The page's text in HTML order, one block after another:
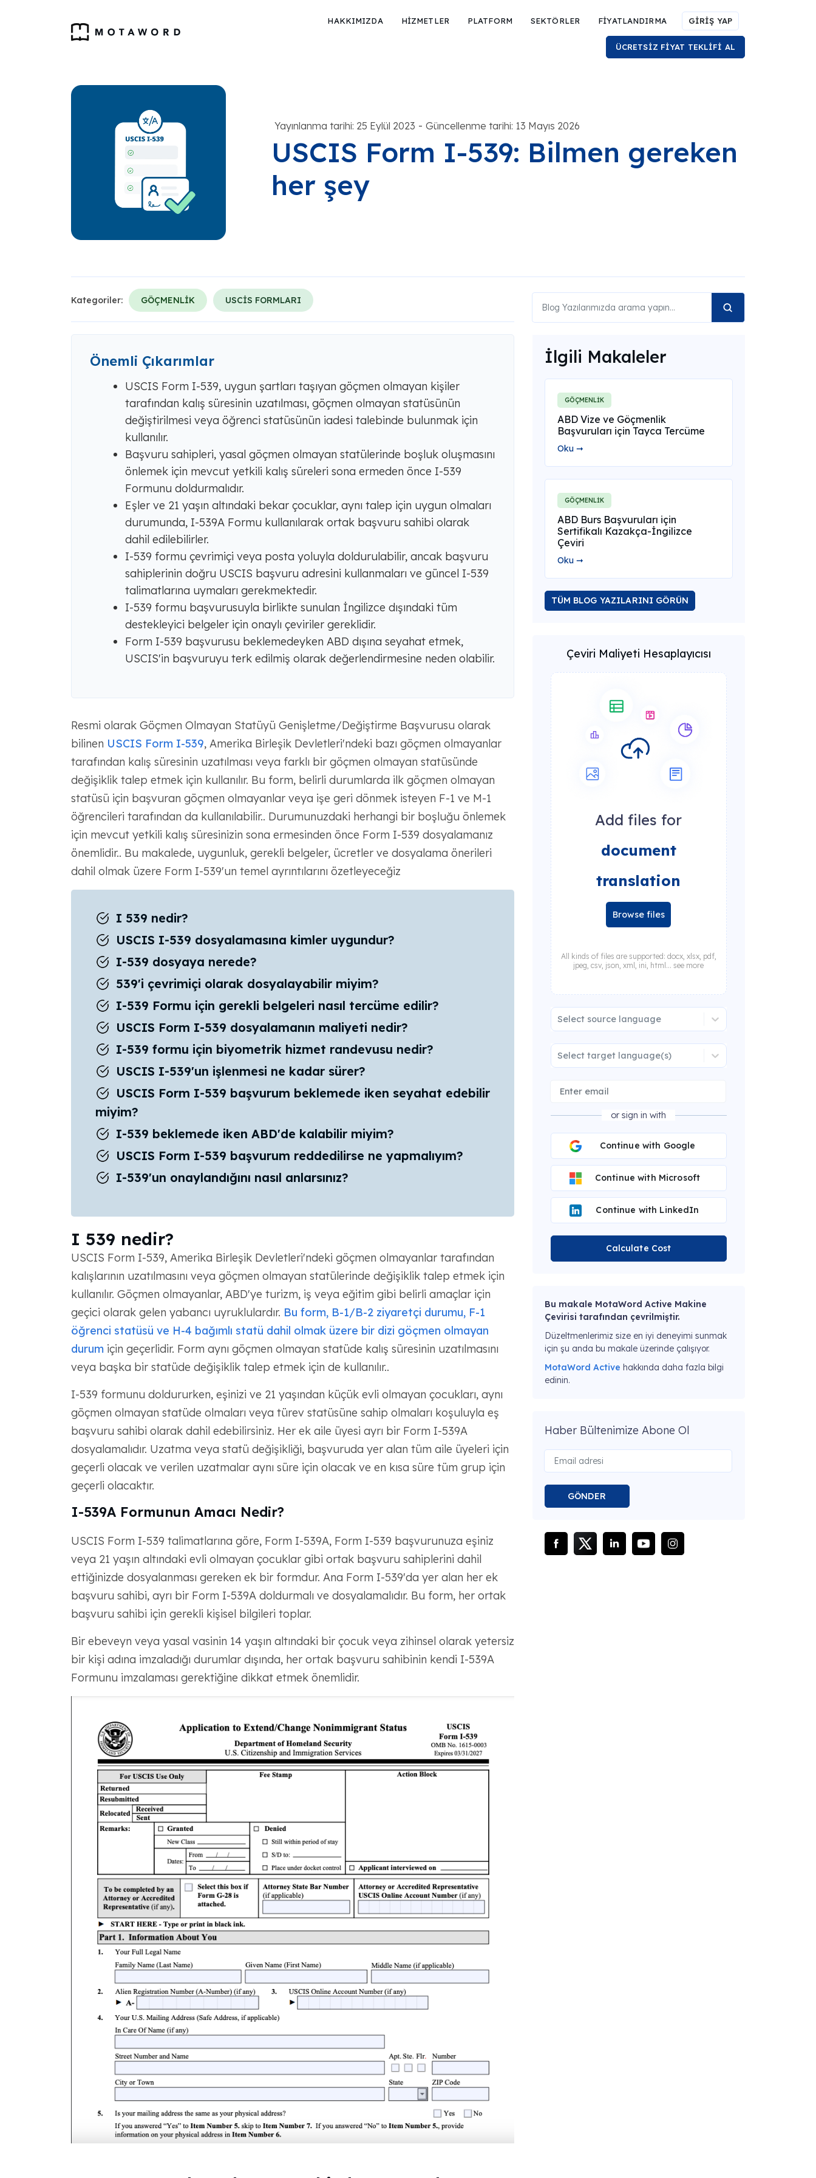
HAKKIMIZDA HİZMETLER PLATFORM SEKTÖRLER FİYATLANDIRMA GİRİŞ YAP
ÜCRETSİZ FİYAT TEKLİFİ AL
Yayınlanma tarihi: 25 Eylül 2023 - Güncellenme tarihi: 13 Mayıs 2026
USCIS Form I-539: Bilmen gereken
her şey
Kategoriler: GÖÇMENLİK USCİS FORMLARI
Önemli Çıkarımlar
USCIS Form I-539, uygun şartları taşıyan göçmen olmayan kişiler
tarafından kalış süresinin uzatılması, göçmen olmayan statüsünün
değiştirilmesi veya öğrenci statüsünün iadesi talebinde bulunmak için
kullanılır.
Başvuru sahipleri, yasal göçmen olmayan statülerinde boşluk oluşmasını
önlemek için mevcut yetkili kalış süreleri sona ermeden önce I-539
Formunu doldurmalıdır.
Eşler ve 21 yaşın altındaki bekar çocuklar, aynı talep için uygun olmaları
durumunda, I-539A Formu kullanılarak ortak başvuru sahibi olarak
dahil edilebilirler.
I-539 formu çevrimiçi veya posta yoluyla doldurulabilir, ancak başvuru
sahiplerinin doğru USCIS başvuru adresini kullanmaları ve güncel I-539
talimatlarına uymaları gerekmektedir.
I-539 formu başvurusuyla birlikte sunulan İngilizce dışındaki tüm
destekleyici belgeler için onaylı çeviriler gereklidir.
Form I-539 başvurusu beklemedeyken ABD dışına seyahat etmek,
USCIS'in başvuruyu terk edilmiş olarak değerlendirmesine neden olabilir.
Resmi olarak Göçmen Olmayan Statüyü Genişletme/Değiştirme Başvurusu olarak
bilinen USCIS Form I-539, Amerika Birleşik Devletleri'ndeki bazı göçmen olmayanlar
tarafından kalış süresinin uzatılması veya farklı bir göçmen olmayan statüsünde
değişiklik talep etmek için kullanılır. Bu form, belirli durumlarda ilk göçmen olmayan
statüsü için başvuran göçmen olmayanlar veya işe geri dönmek isteyen F-1 ve M-1
öğrencileri tarafından da kullanılabilir.. Durumunuzdaki herhangi bir boşluğu önlemek
için mevcut yetkili kalış süresinizin sona ermesinden önce Form I-539 dosyalamanız
önemlidir.. Bu makalede, uygunluk, gerekli belgeler, ücretler ve dosyalama önerileri
dahil olmak üzere Form I-539'un temel ayrıntılarını özetleyeceğiz
I 539 nedir?
USCIS I-539 dosyalamasına kimler uygundur?
I-539 dosyaya nerede?
539'i çevrimiçi olarak dosyalayabilir miyim?
I-539 Formu için gerekli belgeleri nasıl tercüme edilir?
USCIS Form I-539 dosyalamanın maliyeti nedir?
I-539 formu için biyometrik hizmet randevusu nedir?
USCIS I-539'un işlenmesi ne kadar sürer?
USCIS Form I-539 başvurum beklemede iken seyahat edebilir
miyim?
I-539 beklemede iken ABD'de kalabilir miyim?
USCIS Form I-539 başvurum reddedilirse ne yapmalıyım?
I-539'un onaylandığını nasıl anlarsınız?
I 539 nedir?
USCIS Form I-539, Amerika Birleşik Devletleri'ndeki göçmen olmayanlar tarafından
kalışlarının uzatılmasını veya göçmen olmayan statülerinde değişiklik talep etmek için
kullanılır. Göçmen olmayanlar, ABD'ye turizm, iş veya eğitim gibi belirli amaçlar için
geçici olarak gelen yabancı uyruklulardır. Bu form, B-1/B-2 ziyaretçi durumu, F-1
öğrenci statüsü ve H-4 bağımlı statü dahil olmak üzere bir dizi göçmen olmayan
durumiçin geçerlidir. Form aynı göçmen olmayan statüde kalış süresinin uzatılmasını
veya başka bir statüde değişiklik talep etmek için de kullanılır..
I-539 formunu doldururken, eşinizi ve 21 yaşından küçük evli olmayan çocukları, aynı
göçmen olmayan statüde olmaları veya türev statüsüne sahip olmaları koşuluyla eş
başvuru sahibi olarak dahil edebilirsiniz. Her ek aile üyesi ayrı bir Form I-539A
dosyalamalıdır. Uzatma veya statü değişikliği, başvuruda yer alan tüm aile üyeleri için
geçerli olacak ve verilen uzatmalar aynı süre için olacak ve en kısa süre tüm grup için
geçerli olacaktır.
I-539A Formunun Amacı Nedir?
USCIS Form I-539 talimatlarına göre, Form I-539A, Form I-539 başvurunuza eşiniz
veya 21 yaşın altındaki evli olmayan çocuklar gibi ortak başvuru sahiplerini dahil
ettiğinizde dosyalanması gereken ek bir formdur. Ana Form I-539'da yer alan her ek
başvuru sahibi, ayrı bir Form I-539A doldurmalı ve dosyalamalıdır. Bu form, her ortak
başvuru sahibi için gerekli kişisel bilgileri toplar.
Bir ebeveyn veya yasal vasinin 14 yaşın altındaki bir çocuk veya zihinsel olarak yetersiz
bir kişi adına imzaladığı durumlar dışında, her ortak başvuru sahibinin kendi I-539A
Formunu imzalaması gerektiğine dikkat etmek önemlidir.
İlgili Makaleler
GÖÇMENLİK
ABD Vize ve Göçmenlik
Başvuruları için Tayca Tercüme
Oku ➞
GÖÇMENLİK
ABD Burs Başvuruları için
Sertifikalı Kazakça-İngilizce
Çeviri
Oku ➞
TÜM BLOG YAZILARINI GÖRÜN
Çeviri Maliyeti Hesaplayıcısı
Add files for
document
translation
Browse files
All kinds of files are supported: docx, xlsx, pdf,
jpeg, csv, json, xml, ini, html... see more
Select source language
Select target language(s)
or sign in with
Continue with Google
Continue with Microsoft
Continue with LinkedIn
Calculate Cost
Bu makale MotaWord Active Makine
Çevirisi tarafından çevrilmiştir.
Düzeltmenlerimiz size en iyi deneyimi sunmak
için şu anda bu makale üzerinde çalışıyor.
MotaWord Active hakkında daha fazla bilgi
edinin.
Haber Bültenimize Abone Ol
GÖNDER